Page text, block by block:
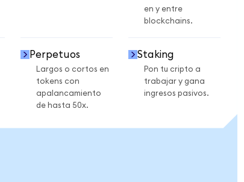
en y entre
blockchains.
Perpetuos
Largos o cortos en
tokens con
apalancamiento
de hasta 50x.
Staking
Pon tu cripto a
trabajar y gana
ingresos pasivos.